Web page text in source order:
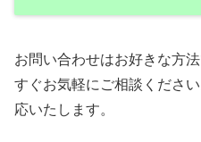
お問い合わせはお好きな方
すぐお気軽にご相談くださ
応いたします。